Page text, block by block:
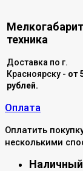
техника
Доставка по г.
Красноярску - от
рублей.
Оплата
Оплатить
несколькими